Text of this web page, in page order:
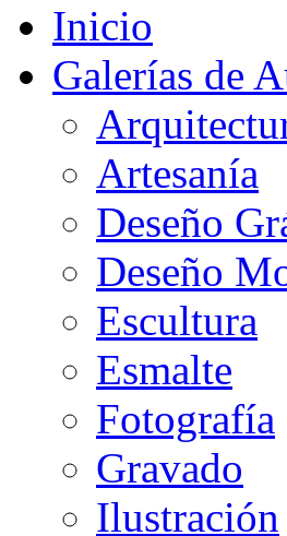
Inicio
Galerías de
Artesanía
Deseño
Deseño
Escultura
Esmalte
Fotografía
Gravado
Ilustración